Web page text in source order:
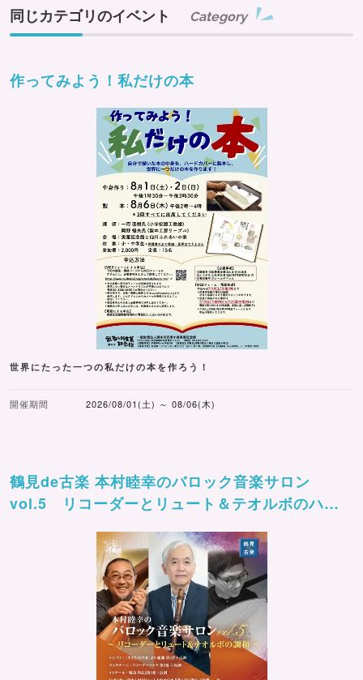
同じカテゴリのイベント Category
作ってみよう！私だけの本
世界にたった一つの私だけの本を作ろう！
開催期間 2026/08/01(土) ～ 08/06(木)
鶴見de古楽 本村睦幸のバロック音楽サロン
vol.5 リコーダーとリュート＆テオルボのハー